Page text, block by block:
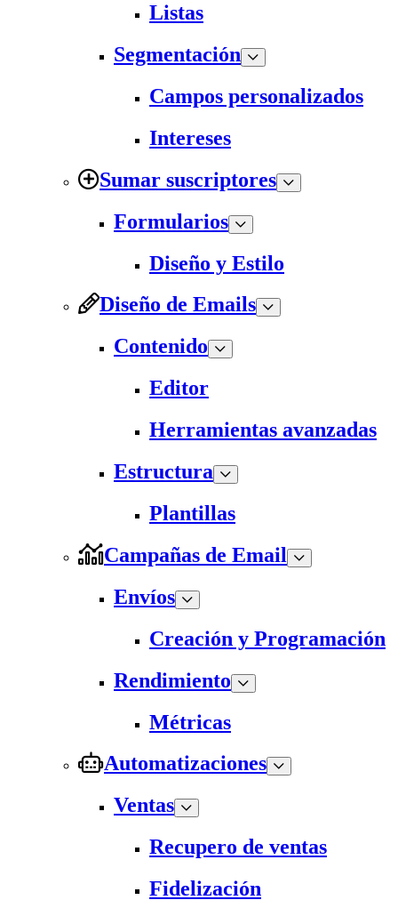
Listas
Segmentación
Campos personalizados
Intereses
Sumar suscriptores
Formularios
Diseño y Estilo
Diseño de Emails
Contenido
Editor
Herramientas avanzadas
Estructura
Plantillas
Campañas de Email
Envíos
Creación y Programación
Rendimiento
Métricas
Automatizaciones
Ventas
Recupero de ventas
Fidelización